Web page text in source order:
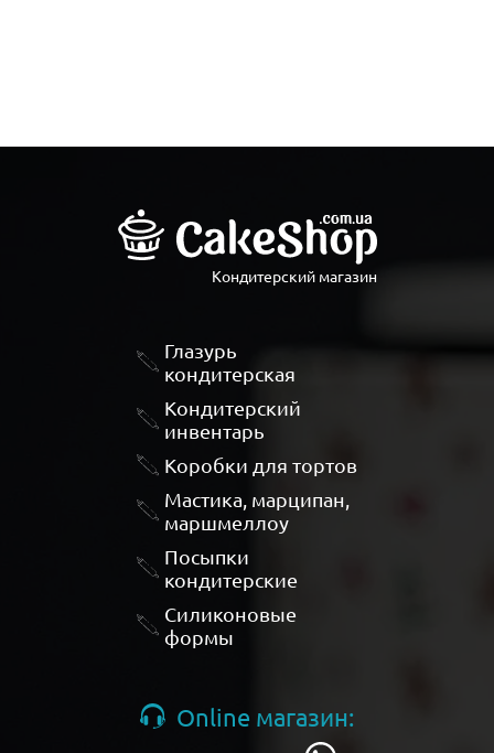
Кондитерский магазин
Глазурь
кондитерская
Кондитерский
инвентарь
Коробки для тортов
Мастика, марципан,
маршмеллоу
Посыпки
кондитерские
Силиконовые
формы
Online магазин: